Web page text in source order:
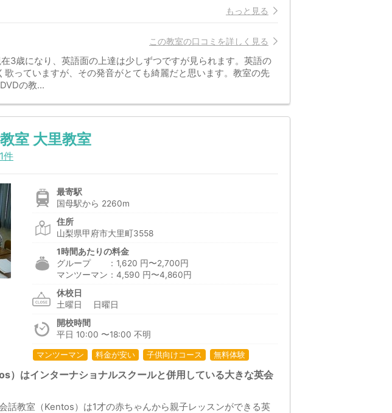
もっと見る
この教室の口コミを詳しく見る
3歳になり、英語面の上達は少しずつですが見られます。英語の
歌っていますが、その発音がとても綺麗だと思います。教室の先
の教...
室 大里教室
1件
最寄駅
国母駅から 2260m
住所
山梨県甲府市大里町3558
1時間あたりの料金
グループ ：1,620 円〜2,700円
マンツーマン：4,590 円〜4,860円
休校日
土曜日 日曜日
開校時間
平日 10:00 〜18:00 不明
マンツーマン 料金が安い 子供向けコース 無料体験
）はインターナショナルスクールと併用している大きな英会
話教室（Kentos）は1才の赤ちゃんから親子レッスンができる英